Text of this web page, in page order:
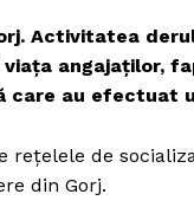
Activitatea
angajaților,
care au efectuat
de
din Gorj.